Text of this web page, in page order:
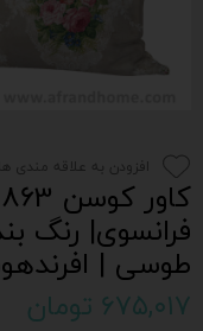
فرانسوی| رنگ‌
طوسی |
۶۷۵,۰۱۷ تومان
افزودن به علاقه مندی ها